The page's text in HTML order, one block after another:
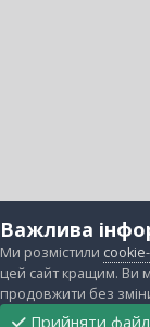
Важлива
Ми розмістили
цей сайт кращим. Ви
продовжити без
Прийняти